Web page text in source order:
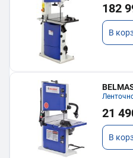
182
В
21
В